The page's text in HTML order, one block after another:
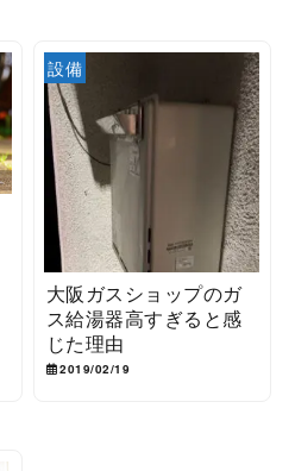
設備
大阪ガスショップのガ
ス給湯器高すぎると感
じた理由
2019/02/19